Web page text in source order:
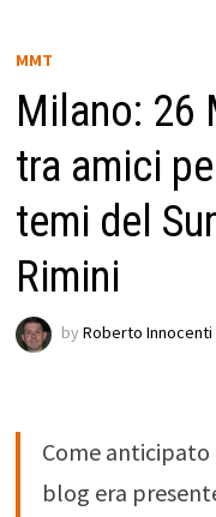
MMT
Milano: 26
tra amici
temi del
Rimini
by Roberto Innocenti
Come anticipato
blog era